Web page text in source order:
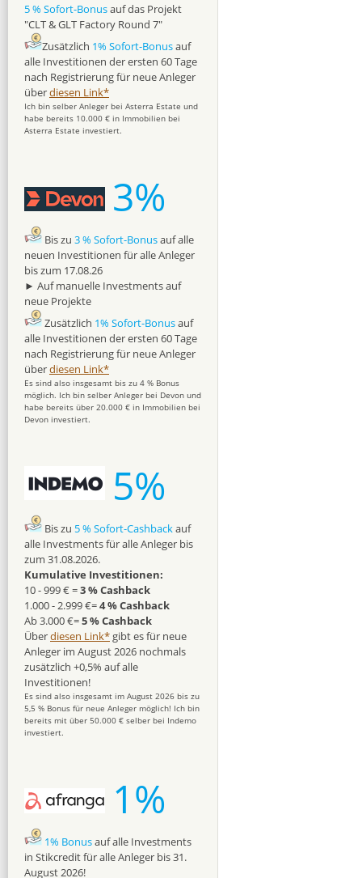
5 % Sofort-Bonusauf das Projekt
"CLT & GLT Factory Round 7"
Zusätzlich 1% Sofort-Bonusauf
alle Investitionen der ersten 60 Tage
nach Registrierung für neue Anleger
überdiesen Link*
Ich bin selber Anleger bei Asterra Estate und
habe bereits 10.000 € in Immobilien bei
Asterra Estate investiert.
3%
Bis zu 3 % Sofort-Bonusauf alle
neuen Investitionen für alle Anleger
bis zum 17.08.26
► Auf manuelle Investments auf
neue Projekte
Zusätzlich 1% Sofort-Bonusauf
alle Investitionen der ersten 60 Tage
nach Registrierung für neue Anleger
überdiesen Link*
Es sind also insgesamt bis zu 4 % Bonus
möglich. Ich bin selber Anleger bei Devon und
habe bereits über 20.000 € in Immobilien bei
Devon investiert.
5%
Bis zu 5 % Sofort-Cashbackauf
alle Investments für alle Anleger bis
zum 31.08.2026.
Kumulative Investitionen:
10 - 999 € =3 % Cashback
1.000 - 2.999 €=4 % Cashback
Ab 3.000 €=5 % Cashback
Überdiesen Link* gibt es für neue
Anleger im August 2026 nochmals
zusätzlich +0,5% auf alle
Investitionen!
Es sind also insgesamt im August 2026 bis zu
5,5 % Bonus für neue Anleger möglich! Ich bin
bereits mit über 50.000 € selber bei Indemo
investiert.
1%
1% Bonusauf alle Investments
in Stikcredit für alle Anleger bis 31.
August 2026!